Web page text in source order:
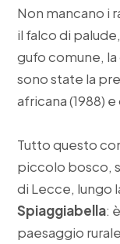
Non mancano i
il falco di
gufo comune,
sono state la
africana (1988)
Tutto questo
piccolo bosco,
di Lecce, lungo
Spiaggiabella:
paesaggio